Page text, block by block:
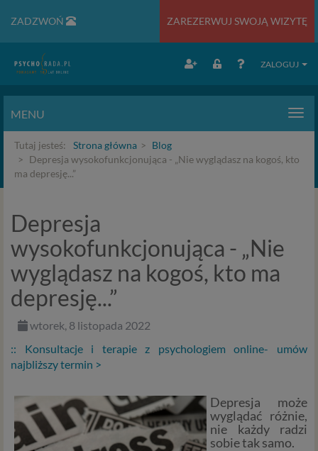
ZADZWOŃ ZAREZERWUJ SWOJĄ WIZYTĘ
ZALOGUJ
MENU
Tutaj jesteś: Strona główna
Blog
Depresja wysokofunkcjonująca - „Nie wyglądasz na kogoś, kto
ma depresję...”
Depresja
wysokofunkcjonująca - „Nie
wyglądasz na kogoś, kto ma
depresję...”
wtorek, 8 listopada 2022
:: Konsultacje i terapie z psychologiem online- umów
najbliższy termin >
Depresja może
wyglądać różnie,
nie każdy radzi
sobie tak samo.